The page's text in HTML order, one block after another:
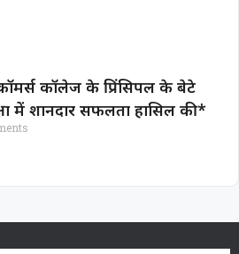
कॉलेज के प्रिंसिपल के बेटे
में शानदार सफलता हासिल की*